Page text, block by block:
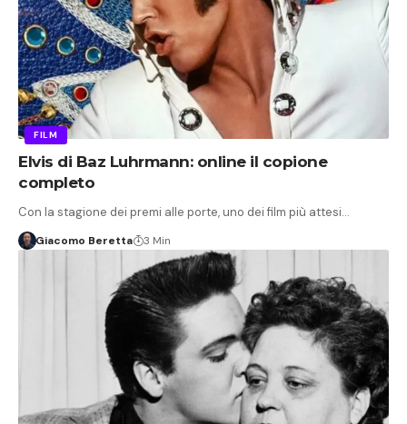
FILM
Elvis di Baz Luhrmann: online il copione
completo
Con la stagione dei premi alle porte, uno dei film più attesi…
Giacomo Beretta 3 Min